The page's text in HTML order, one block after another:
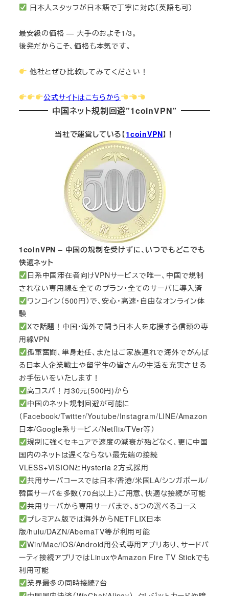
日本人スタッフが日本語で丁寧に対応（英語も可）
最安級の価格 — 大手のおよそ1/3。
後発だからこそ、価格も本気です。
他社とぜひ比較してみてください！
公式サイトはこちらから
中国ネット規制回避”1coinVPN”
当社で運営している【1coinVPN】！
1coinVPN – 中国の規制を受けずに、いつでもどこでも
快適ネット
日系中国滞在者向けVPNサービスで唯一、中国で規制
されない専用線を全てのプラン・全てのサーバに導入済
ワンコイン（500円）で、安心・高速・自由なオンライン体
験
Xで話題！中国・海外で闘う日本人を応援する信頼の専
用線VPN
孤軍奮闘、単身赴任、またはご家族連れで海外でがんば
る日本人企業戦士や留学生の皆さんの生活を充実させる
お手伝いをいたします！
高コスパ！月30元(500円)から
中国のネット規制回避が可能に
（Facebook/Twitter/Youtube/Instagram/LINE/Amazon
日本/Google系サービス/Netflix/TVer等）
規制に強くセキュアで速度の減衰が殆どなく、更に中国
国内のネットは遅くならない最先端の接続
VLESS+VISIONとHysteria 2方式採用
共用サーバコースでは日本/香港/米国LA/シンガポール/
韓国サーバを多数（70台以上）ご用意、快適な接続が可能
共用サーバから専用サーバまで、5つの選べるコース
プレミアム版では海外からNETFLIX日本
版/hulu/DAZN/AbemaTV等が利用可能
Win/Mac/iOS/Android用公式専用アプリあり、サードパ
ーティ接続アプリではLinuxやAmazon Fire TV Stickでも
利用可能
業界最多の同時接続7台